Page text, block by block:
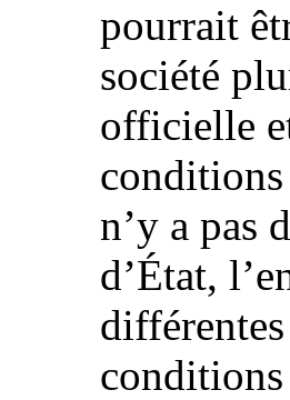
pourrait
société
officielle
n’y a pas
d’État,
conditions